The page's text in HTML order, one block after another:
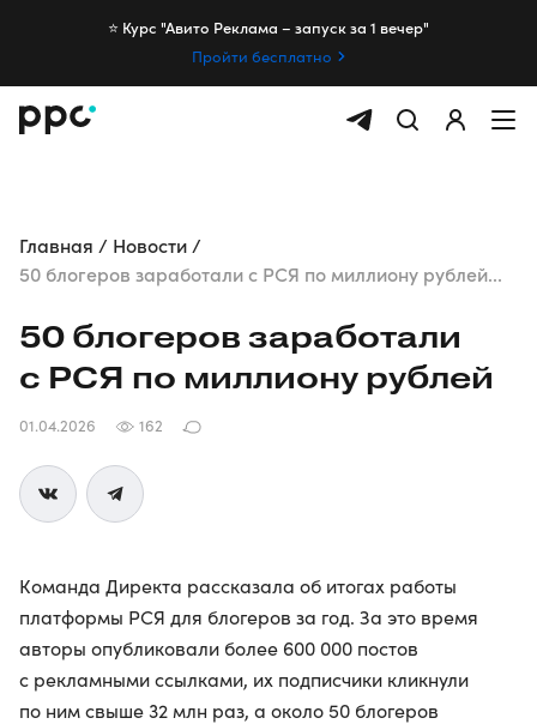
⭐️ Курс "Авито Реклама – запуск за 1 вечер"
Пройти бесплатно
Главная
Новости
50 блогеров заработали с РСЯ по миллиону рублей...
50 блогеров заработали
с РСЯ по миллиону рублей
01.04.2026 162
Команда Директа рассказала об итогах работы
платформы РСЯ для блогеров за год. За это время
авторы опубликовали более 600 000 постов
с рекламными ссылками, их подписчики кликнули
по ним свыше 32 млн раз, а около 50 блогеров